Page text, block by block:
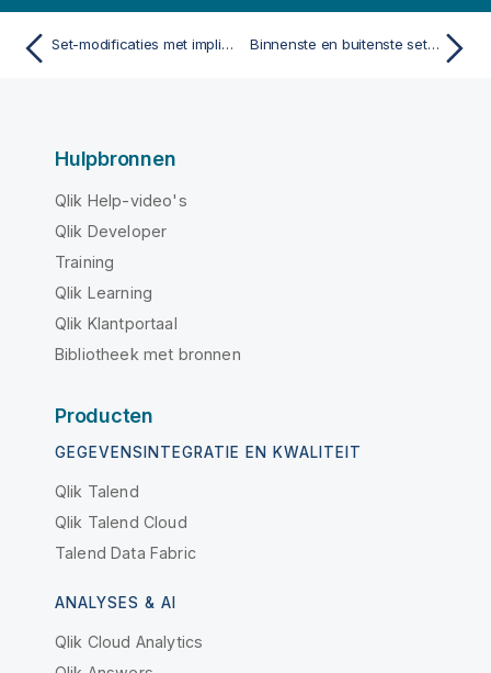
Set-modificaties met impliciete set-operatoren Binnenste en buitenste set-uitdrukkingen
Hulpbronnen
Qlik Help-video's
Qlik Developer
Training
Qlik Learning
Qlik Klantportaal
Bibliotheek met bronnen
Producten
GEGEVENSINTEGRATIE EN KWALITEIT
Qlik Talend
Qlik Talend Cloud
Talend Data Fabric
ANALYSES & AI
Qlik Cloud Analytics